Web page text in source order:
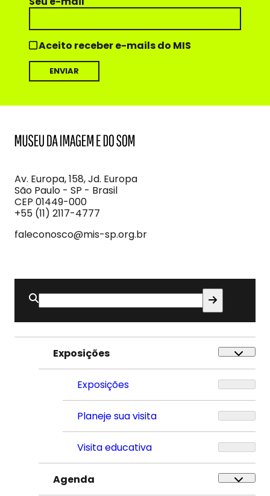
Aceito receber e-mails do MIS
Imagem
e
do
Som
Av. Europa, 158, Jd. Europa
São Paulo - SP - Brasil
CEP 01449-000
+55 (11) 2117-4777
faleconosco@mis-sp.org.br
Buscar
por:
Exposições
Exposições
Planeje sua visita
Visita educativa
Agenda